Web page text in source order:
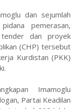
dan sejumlah
pemerasan,
dan proyek
(CHP) tersebut
Kurdistan (PKK)
Imamoglu
Partai Keadilan